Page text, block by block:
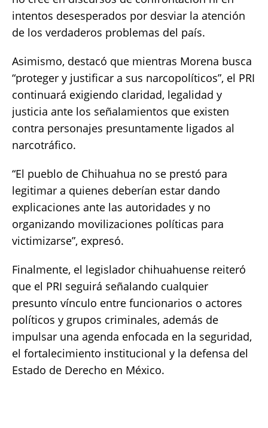
intentos desesperados por desviar la atención
de los verdaderos problemas del país.
Asimismo, destacó que mientras Morena busca
“proteger y justificar a sus narcopolíticos”, el PRI
continuará exigiendo claridad, legalidad y
justicia ante los señalamientos que existen
contra personajes presuntamente ligados al
narcotráfico.
“El pueblo de Chihuahua no se prestó para
legitimar a quienes deberían estar dando
explicaciones ante las autoridades y no
organizando movilizaciones políticas para
victimizarse”, expresó.
Finalmente, el legislador chihuahuense reiteró
que el PRI seguirá señalando cualquier
presunto vínculo entre funcionarios o actores
políticos y grupos criminales, además de
impulsar una agenda enfocada en la seguridad,
el fortalecimiento institucional y la defensa del
Estado de Derecho en México.